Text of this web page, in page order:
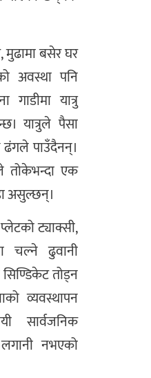
मुढामा बसेर घर
अवस्था पनि
गाडीमा यात्रु
यात्रुले पैसा
ढंगले पाउँदैनन्।
तोकेभन्दा एक
असुल्छन्।
ट्याक्सी,
चल्ने ढुवानी
सिण्डिकेट तोड्न
व्यवस्थापन
सार्वजनिक
नभएको